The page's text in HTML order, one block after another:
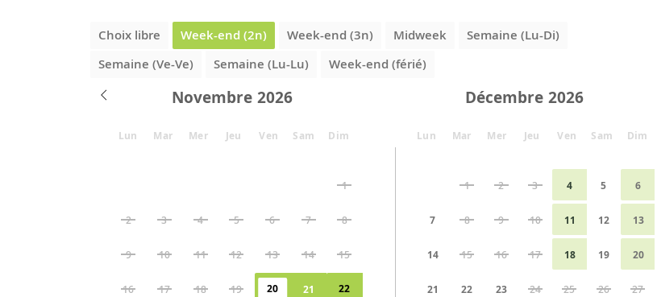
Choix libre Week-end (2n) Week-end (3n) Midweek
Semaine (Lu-Di)
Semaine (Ve-Ve)
Semaine (Lu-Lu) Week-end (férié)
Novembre Décembre
Lun Mar Mer Jeu Ven Sam Dim Lun Mar Mer Jeu Ven Sam Dim
1
2 3 4 5 6 7 8
9 10 11 12 13 14 15
16 17 18 19 20 21 22
1 2 3 4 5 6
7 8 9 10 11 12 13
14 15 16 17 18 19 20
21 22 23 24 25 26 27